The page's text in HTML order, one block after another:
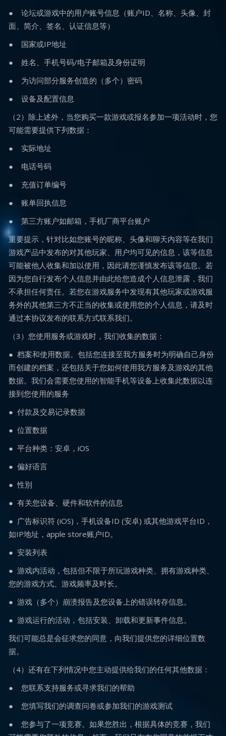
● 论坛或游戏中的用户账号信息（账户ID、名称、头像、封
面、简介、签名、认证信息等）
● 国家或IP地址
● 姓名、手机号码/电子邮箱及身份证明
● 为访问部分服务创造的（多个）密码
● 设备及配置信息
（2）除上述外，当您购买一款游戏或报名参加一项活动时，您
可能需要提供下列数据：
● 实际地址
● 电话号码
● 充值订单编号
● 账单回执信息
● 第三方账户如邮箱，手机厂商平台账户
重要提示，针对比如您账号的昵称、头像和聊天内容等在我们
游戏产品中发布的对其他玩家、用户均可见的信息，该等信息
可能被他人收集和加以使用，因此请您谨慎发布该等信息。若
因为您自行发布个人信息并由此给您造成个人信息泄露，我们
不承担任何责任。若您在游戏服务中发现有其他玩家或游戏服
务外的其他第三方不正当的收集或使用您的个人信息，请及时
通过本协议发布的联系方式联系我们。
（3）您使用服务或游戏时，我们收集的数据：
● 档案和使用数据。包括您连接至我方服务时为明确自己身份
而创建的档案，还包括关于您如何使用我方服务及游戏的其他
数据。我们会需要您使用的智能手机等设备上收集此数据以连
接到您使用的服务
● 付款及交易记录数据
● 位置数据
● 平台种类：安卓，iOS
● 偏好语言
● 性別
● 有关您设备、硬件和软件的信息
● 广告标识符 (iOS)，手机设备ID (安卓) 或其他游戏平台ID，
如IP地址，apple store账户ID。
● 安装列表
● 游戏内活动，包括但不限于所玩游戏种类、拥有游戏种类、
您的游戏方式、游戏频率及时长。
● 游戏（多个）崩溃报告及您设备上的错误转存信息。
● 游戏运行的活动，包括安装、卸载和更新事件信息。
我们可能总是会征求您的同意，向我们提供您的详细位置数
据。
（4）还有在下列情况中您主动提供给我们的任何其他数据：
● 您联系支持服务或寻求我们的帮助
● 您填写我们的调查问卷或参加我们的游戏测试
● 您参与了一项竞赛。如果您胜出，根据具体的竞赛，我们